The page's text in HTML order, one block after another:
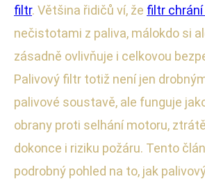
filtr. Většina řidičů ví, že filtr
nečistotami z paliva, málokdo si
zásadně ovlivňuje i celkovou
Palivový filtr totiž není jen
palivové soustavě, ale funguje
obrany proti selhání motoru,
dokonce i riziku požáru. Tento
podrobný pohled na to, jak